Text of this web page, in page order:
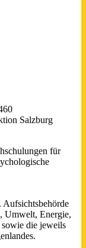
Salzburg
für
Aufsichtsbehörde
Umwelt, Energie,
die jeweils